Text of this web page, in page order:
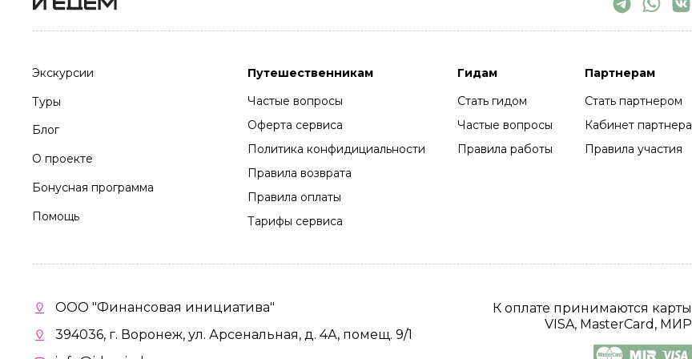
Экскурсии
Туры
Блог
О проекте
Бонусная программа
Помощь
Путешественникам
Частые вопросы
Оферта сервиса
Политика конфидициальности
Правила возврата
Правила оплаты
Тарифы сервиса
Гидам
Стать гидом
Частые вопросы
Правила работы
Партнерам
Стать партнером
Кабинет партнера
Правила участия
ООО "Финансовая инициатива"
394036, г. Воронеж, ул. Арсенальная, д. 4А, помещ. 9/1
К оплате принимаются карты
VISA, MasterCard, МИР